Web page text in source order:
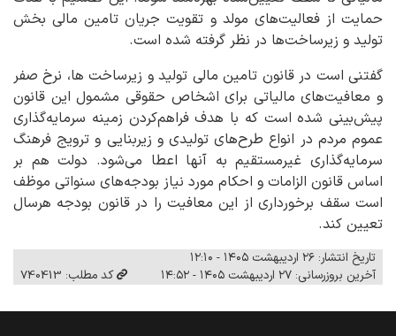
حمایت از فعالیت‌های مولد و تقویت جریان تامین مالی بخش
تولید و زیرساخت‌ها در نظر گرفته شده است.
گفتنی است در قانون تامین مالی تولید و زیرساخت ها، نرخ صفر
و معافیت‌های مالیاتی برای اشخاص حقوقی مشمول این قانون
پیش‌بینی شده است که با هدف فراهم‌کردن زمینه سرمایه‌گذاری
عموم مردم در انواع طرح‌های تولیدی و زیربنایی و ترویج فرهنگ
سرمایه‌گذاری غیرمستقیم به آنها اعطا می‌شود. دولت هم بر
اساس قانون الزامات و احکام مورد نیاز بودجه‌های سنواتی موظف
است سقف برخورداری از این معافیت را در قانون بودجه هرسال
تعیین کند.
تاریخ انتشار: ۲۶ اردیبهشت ۱۴۰۵ - ۱۲:۱۰
آخرین بروزرسانی: ۲۷ اردیبهشت ۱۴۰۵ - ۱۴:۵۲
کد مطلب: 740413